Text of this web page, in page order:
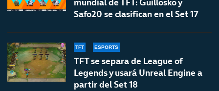
Safo20 se clasifican en el Set 17
TFT ESPORTS
TFT se separa de League of
Legends y usará Unreal Engine a
partir del Set 18